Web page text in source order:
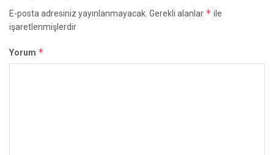
E-posta adresiniz yayınlanmayacak. Gerekli alanlar * ile
işaretlenmişlerdir
Yorum *